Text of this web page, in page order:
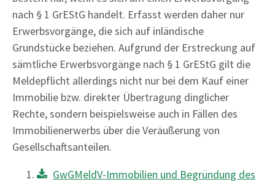
nach § 1 GrEStG handelt. Erfasst werden daher nur
Erwerbsvorgänge, die sich auf inländische
Grundstücke beziehen. Aufgrund der Erstreckung auf
sämtliche Erwerbsvorgänge nach § 1 GrEStG gilt die
Meldepflicht allerdings nicht nur bei dem Kauf einer
Immobilie bzw. direkter Übertragung dinglicher
Rechte, sondern beispielsweise auch in Fällen des
Immobilienerwerbs über die Veräußerung von
Gesellschaftsanteilen.
GwGMeldV-Immobilien und Begründung des